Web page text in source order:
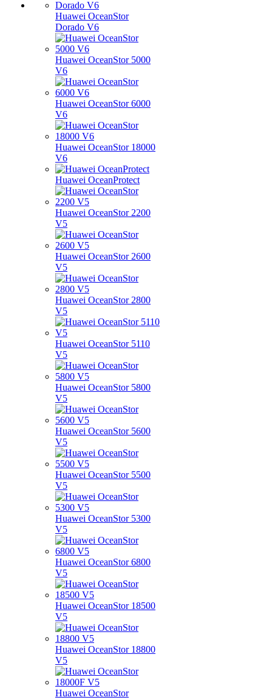
Huawei OceanStor
Dorado V6
Huawei OceanStor 5000
V6
Huawei OceanStor 6000
V6
Huawei OceanStor 18000
V6
Huawei OceanProtect
Huawei OceanStor 2200
V5
Huawei OceanStor 2600
V5
Huawei OceanStor 2800
V5
Huawei OceanStor 5110
V5
Huawei OceanStor 5800
V5
Huawei OceanStor 5600
V5
Huawei OceanStor 5500
V5
Huawei OceanStor 5300
V5
Huawei OceanStor 6800
V5
Huawei OceanStor 18500
V5
Huawei OceanStor 18800
V5
Huawei OceanStor